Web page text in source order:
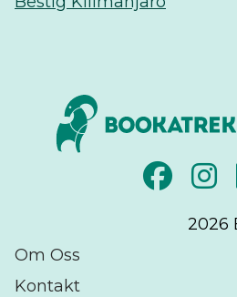
2026
Om Oss
Kontakt